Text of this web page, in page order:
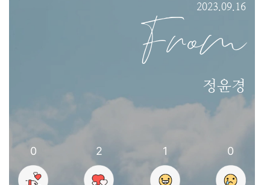
2023.09.16
From
정윤경
0 2 1 0